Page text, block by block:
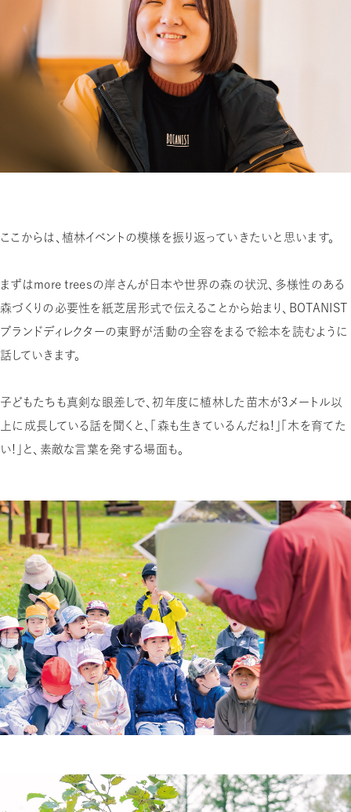
ここからは、植林イベントの模様を振り返っていきたいと思います。
まずはmore treesの岸さんが日本や世界の森の状況、多様性のある
森づくりの必要性を紙芝居形式で伝えることから始まり、BOTANIST
ブランドディレクターの東野が活動の全容をまるで絵本を読むように
話していきます。
子どもたちも真剣な眼差しで、初年度に植林した苗木が3メートル以
上に成長している話を聞くと、「森も生きているんだね！」「木を育てた
い！」と、素敵な言葉を発する場面も。